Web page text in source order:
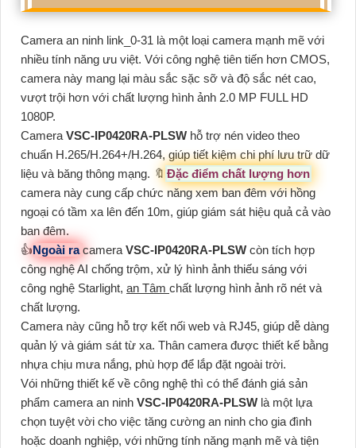
Camera an ninh link_0-31 là một loại camera mạnh mẽ với
nhiều tính năng ưu việt. Với công nghệ tiên tiến hơn CMOS,
camera này mang lại màu sắc sặc sỡ và độ sắc nét cao,
vượt trội hơn với chất lượng hình ảnh 2.0 MP FULL HD
1080P.
Camera VSC-IP0420RA-PLSW hỗ trợ nén video theo
chuẩn H.265/H.264+/H.264, giúp tiết kiệm chi phí lưu trữ dữ
liệu và băng thông mạng. 🔖 Đặc điểm chất lượng hơn
camera này cung cấp chức năng xem ban đêm với hồng
ngoại có tầm xa lên đến 10m, giúp giám sát hiệu quả cả vào
ban đêm.
👍Ngoài racamera VSC-IP0420RA-PLSW còn tích hợp
công nghệ AI chống trộm, xử lý hình ảnh thiếu sáng với
công nghệ Starlight, an Tâm chất lượng hình ảnh rõ nét và
chất lượng.
Camera này cũng hỗ trợ kết nối web và RJ45, giúp dễ dàng
quản lý và giám sát từ xa. Thân camera được thiết kế bằng
nhựa chịu mưa nắng, phù hợp để lắp đặt ngoài trời.
Vói những thiết kế về công nghệ thì có thể đánh giá sản
phẩm camera an ninh VSC-IP0420RA-PLSW là một lựa
chọn tuyệt vời cho việc tăng cường an ninh cho gia đình
hoặc doanh nghiệp, với những tính năng mạnh mẽ và tiện